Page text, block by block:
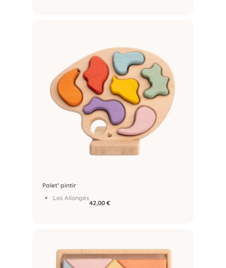
Palet’ pintir
Les Allongés
42,00 €